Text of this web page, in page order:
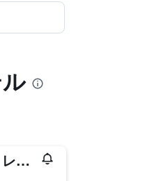
ユーロスターズ ダス レトラス